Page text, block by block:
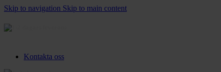
Skip to navigation Skip to main content
Kontakta oss